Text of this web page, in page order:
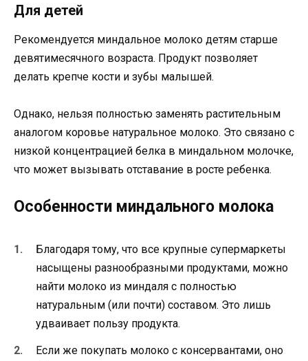
Для детей
Рекомендуется миндальное молоко детям старше
девятимесячного возраста. Продукт позволяет
делать крепче кости и зубы малышей.
Однако, нельзя полностью заменять растительным
аналогом коровье натуральное молоко. Это связано с
низкой концентрацией белка в миндальном молочке,
что может вызывать отставание в росте ребенка.
Особенности миндального молока
Благодаря тому, что все крупные супермаркеты
насыщены разнообразными продуктами, можно
найти молоко из миндаля с полностью
натуральным (или почти) составом. Это лишь
удваивает пользу продукта.
Если же покупать молоко с консервантами, оно